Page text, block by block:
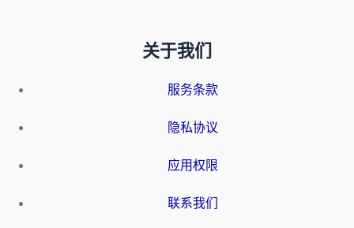
关于我们
服务条款
隐私协议
应用权限
联系我们